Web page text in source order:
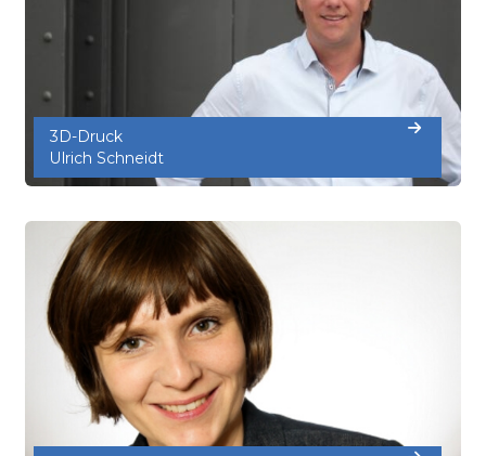
3D-Druck
Ulrich Schneidt